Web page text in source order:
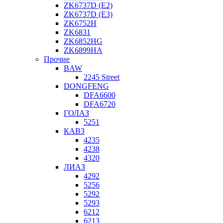
ZK6737D (E2)
ZK6737D (E3)
ZK6752H
ZK6831
ZK6852HG
ZK6899HA
Прочие
BAW
2245 Street
DONGFENG
DFA6600
DFA6720
ГОЛАЗ
5251
КАВЗ
4235
4238
4320
ЛИАЗ
4292
5256
5292
5293
6212
6213